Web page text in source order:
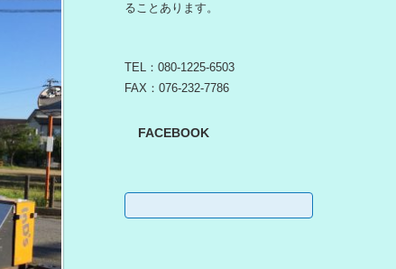
ることあります。
TEL：080-1225-6503
FAX：076-232-7786
FACEBOOK
索: